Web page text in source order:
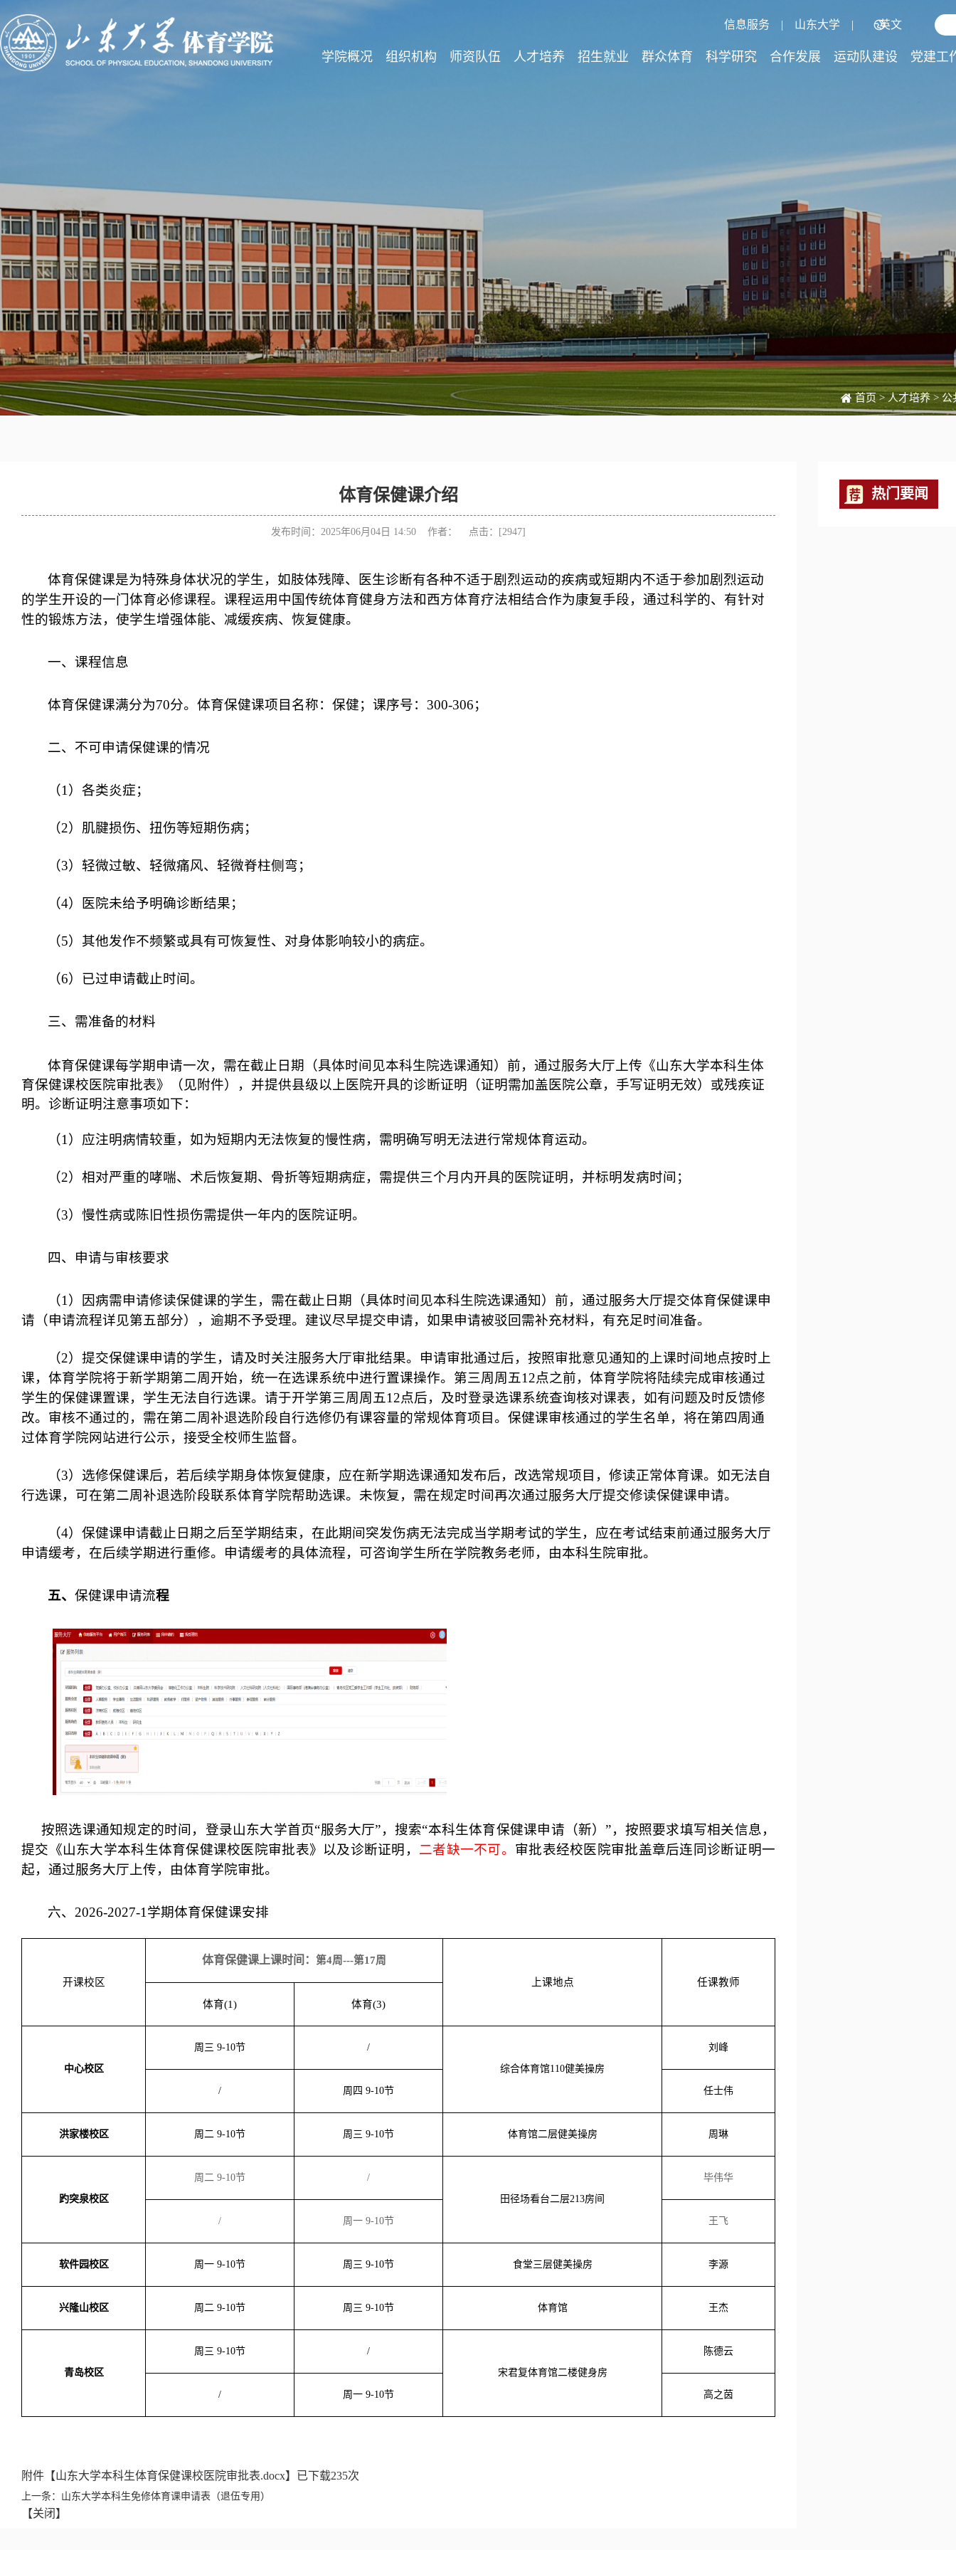
信息服务 | 山东大学 |英文
学院概况 组织机构 师资队伍 人才培养 招生就业 群众体育 科学研究 合作发展 运动队建设 党建工
首页>人才培养 > 公
体育保健课介绍
发布时间：2025年06月04日 14:50 作者： 点击：[2947]
体育保健课是为特殊身体状况的学生，如肢体残障、医生诊断有各种不适于剧烈运动的疾病或短期内不适于参加剧烈运动
的学生开设的一门体育必修课程。课程运用中国传统体育健身方法和西方体育疗法相结合作为康复手段，通过科学的、有针对
性的锻炼方法，使学生增强体能、减缓疾病、恢复健康。
一、课程信息
体育保健课满分为70分。体育保健课项目名称：保健；课序号：300-306；
二、不可申请保健课的情况
（1）各类炎症；
（2）肌腱损伤、扭伤等短期伤病；
（3）轻微过敏、轻微痛风、轻微脊柱侧弯；
（4）医院未给予明确诊断结果；
（5）其他发作不频繁或具有可恢复性、对身体影响较小的病症。
（6）已过申请截止时间。
三、需准备的材料
体育保健课每学期申请一次，需在截止日期（具体时间见本科生院选课通知）前，通过服务大厅上传《山东大学本科生体
育保健课校医院审批表》（见附件），并提供县级以上医院开具的诊断证明（证明需加盖医院公章，手写证明无效）或残疾证
明。诊断证明注意事项如下：
（1）应注明病情较重，如为短期内无法恢复的慢性病，需明确写明无法进行常规体育运动。
（2）相对严重的哮喘、术后恢复期、骨折等短期病症，需提供三个月内开具的医院证明，并标明发病时间；
（3）慢性病或陈旧性损伤需提供一年内的医院证明。
四、申请与审核要求
（1）因病需申请修读保健课的学生，需在截止日期（具体时间见本科生院选课通知）前，通过服务大厅提交体育保健课申
请（申请流程详见第五部分），逾期不予受理。建议尽早提交申请，如果申请被驳回需补充材料，有充足时间准备。
（2）提交保健课申请的学生，请及时关注服务大厅审批结果。申请审批通过后，按照审批意见通知的上课时间地点按时上
课，体育学院将于新学期第二周开始，统一在选课系统中进行置课操作。第三周周五12点之前，体育学院将陆续完成审核通过
学生的保健课置课，学生无法自行选课。请于开学第三周周五12点后，及时登录选课系统查询核对课表，如有问题及时反馈修
改。审核不通过的，需在第二周补退选阶段自行选修仍有课容量的常规体育项目。保健课审核通过的学生名单，将在第四周通
过体育学院网站进行公示，接受全校师生监督。
（3）选修保健课后，若后续学期身体恢复健康，应在新学期选课通知发布后，改选常规项目，修读正常体育课。如无法自
行选课，可在第二周补退选阶段联系体育学院帮助选课。未恢复，需在规定时间再次通过服务大厅提交修读保健课申请。
（4）保健课申请截止日期之后至学期结束，在此期间突发伤病无法完成当学期考试的学生，应在考试结束前通过服务大厅
申请缓考，在后续学期进行重修。申请缓考的具体流程，可咨询学生所在学院教务老师，由本科生院审批。
五、保健课申请流程
按照选课通知规定的时间，登录山东大学首页“服务大厅”，搜索“本科生体育保健课申请（新）”，按照要求填写相关信息，
提交《山东大学本科生体育保健课校医院审批表》以及诊断证明， 二者缺一不可。 审批表经校医院审批盖章后连同诊断证明一
起，通过服务大厅上传，由体育学院审批。
六、2026-2027-1学期体育保健课安排
开课校区
体育保健课上课时间： 第4周---第17周
上课地点
任课教师
体育(1)
体育(3)
中心校区
周三 9-10节
/
综合体育馆110健美操房
刘峰
/ 周四 9-10节 任士伟
洪家楼校区 周二 9-10节 周三 9-10节 体育馆二层健美操房 周琳
趵突泉校区
周二 9-10节
/
田径场看台二层213房间
毕伟华
/ 周一 9-10节 王飞
软件园校区 周一 9-10节 周三 9-10节 食堂三层健美操房 李源
兴隆山校区 周二 9-10节 周三 9-10节 体育馆 王杰
青岛校区
周三 9-10节
/
宋君复体育馆二楼健身房
陈德云
/ 周一 9-10节 高之茵
附件【山东大学本科生体育保健课校医院审批表.docx】已下载235次
上一条： 山东大学本科生免修体育课申请表（退伍专用）
【关闭 】
热门要闻